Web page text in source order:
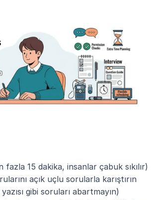
fazla 15 dakika, insanlar çabuk sıkılır)
açık uçlu sorularla karıştırın
gibi soruları abartmayın)